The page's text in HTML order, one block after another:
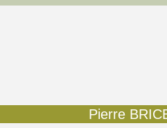
Pierre